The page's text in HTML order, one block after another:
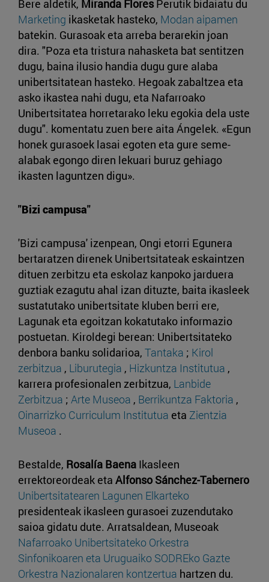
Bere aldetik, Miranda FloresPerutik bidaiatu du
Marketing ikasketak hasteko, Modan aipamen
batekin. Gurasoak eta arreba berarekin joan
dira. "Poza eta tristura nahasketa bat sentitzen
dugu, baina ilusio handia dugu gure alaba
unibertsitatean hasteko. Hegoak zabaltzea eta
asko ikastea nahi dugu, eta Nafarroako
Unibertsitatea horretarako leku egokia dela uste
dugu". komentatu zuen bere aita Ángelek. «Egun
honek gurasoek lasai egoten eta gure seme-
alabak egongo diren lekuari buruz gehiago
ikasten laguntzen digu».
"Bizi campusa"
'Bizi campusa' izenpean, Ongi etorri Egunera
bertaratzen direnek Unibertsitateak eskaintzen
dituen zerbitzu eta eskolaz kanpoko jarduera
guztiak ezagutu ahal izan dituzte, baita ikasleek
sustatutako unibertsitate kluben berri ere,
Lagunak eta egoitzan kokatutako informazio
postuetan. Kiroldegi berean: Unibertsitateko
denbora banku solidarioa, Tantaka ; Kirol
zerbitzua , Liburutegia , Hizkuntza Institutua ,
karrera profesionalen zerbitzua, Lanbide
Zerbitzua ; Arte Museoa , Berrikuntza Faktoria ,
Oinarrizko Curriculum Institutua eta Zientzia
Museoa .
Bestalde, Rosalía Baena Ikasleen
errektoreordeak eta Alfonso Sánchez-Tabernero
Unibertsitatearen Lagunen Elkarteko
presidenteak ikasleen gurasoei zuzendutako
saioa gidatu dute. Arratsaldean, Museoak
Nafarroako Unibertsitateko Orkestra
Sinfonikoaren eta Uruguaiko SODREko Gazte
Orkestra Nazionalaren kontzertua hartzen du.